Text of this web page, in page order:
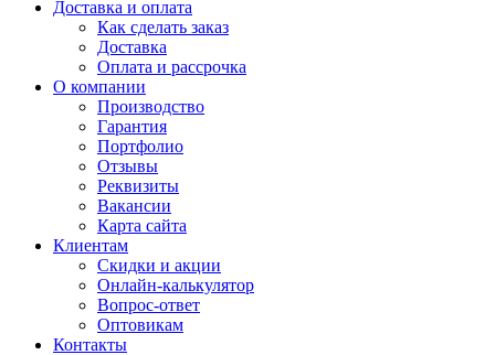
Доставка и оплата
Как сделать заказ
Доставка
Оплата и рассрочка
О компании
Производство
Гарантия
Портфолио
Отзывы
Реквизиты
Вакансии
Карта сайта
Клиентам
Скидки и акции
Онлайн-калькулятор
Вопрос-ответ
Оптовикам
Контакты